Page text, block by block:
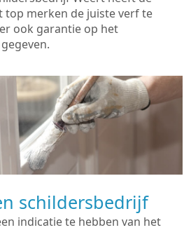
top merken de juiste verf te
ook garantie op het
schildersbedrijf
indicatie te hebben van het